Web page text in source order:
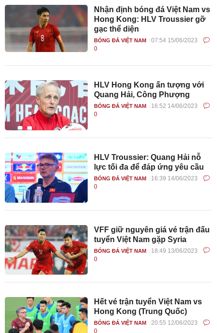
Nhận định bóng đá Việt Nam vs
Hong Kong: HLV Troussier gỡ
gạc thể diện
BÓNG ĐÁ VIỆT NAM
07:54 15/06/2023
0
HLV Hong Kong ấn tượng với
Quang Hải, Công Phượng
BÓNG ĐÁ VIỆT NAM
16:52 14/06/2023
0
HLV Troussier: Quang Hải nỗ
lực tối đa để đáp ứng yêu cầu
BÓNG ĐÁ VIỆT NAM
16:39 14/06/2023
0
VFF giữ nguyên giá vé trận đấu
tuyển Việt Nam gặp Syria
BÓNG ĐÁ VIỆT NAM
18:49 13/06/2023
0
Hết vé trận tuyển Việt Nam vs
Hong Kong (Trung Quốc)
BÓNG ĐÁ VIỆT NAM
20:55 12/06/2023
0